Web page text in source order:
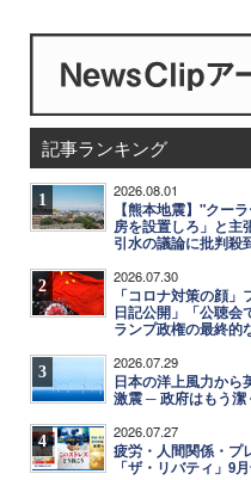
記事ランキング
1 2026.08.01
【熊本地震】"クー
房を設置しろ」と主
引水の議論に批判殺
2 2026.07.30
「コロナ対策の顔
日記公開」「公聴会
ランプ政権の最終的
3 2026.07.29
日本の洋上風力から
激震 ─ 政府はもう潔
4 2026.07.27
疲労・人間関係・
「ザ・リバティ」9